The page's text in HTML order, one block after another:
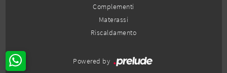
Complementi
Materassi
Riscaldamento
Powered by